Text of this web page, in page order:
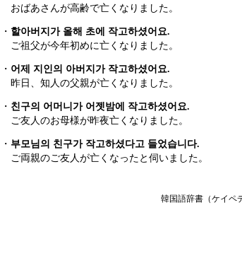
おばあさんが高齢で亡くなりました。
・ 할아버지가 올해 초에 작고하셨어요.
ご祖父が今年初めに亡くなりました。
・ 어제 지인의 아버지가 작고하셨어요.
昨日、知人の父親が亡くなりました。
・ 친구의 어머니가 어젯밤에 작고하셨어요.
ご友人のお母様が昨夜亡くなりました。
・ 부모님의 친구가 작고하셨다고 들었습니다.
ご両親のご友人が亡くなったと伺いました。
韓国語辞書（ケイペ